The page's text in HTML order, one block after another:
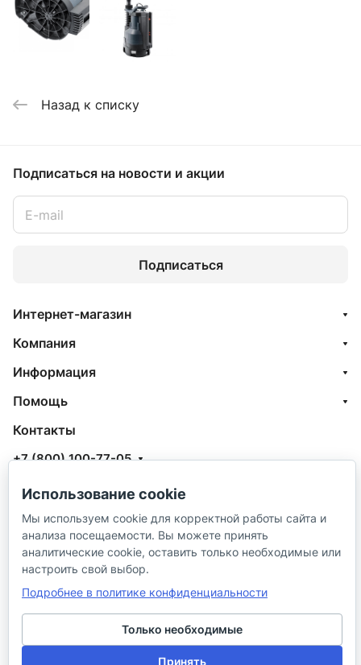
Назад к списку
Подписаться на новости и акции
Подписаться
Интернет-магазин
Компания
Информация
Помощь
Контакты
+7 (800) 100-77-05
info@aquatehnik.com
г. Краснодар (Центр),
ул. Чкалова, 167
© 2026 ИП Сибирцев И. В.
Использование cookie
Мы используем cookie для корректной работы сайта и
анализа посещаемости. Вы можете принять
аналитические cookie, оставить только необходимые или
настроить свой выбор.
Подробнее в политике конфиденциальности
Только необходимые
Принять